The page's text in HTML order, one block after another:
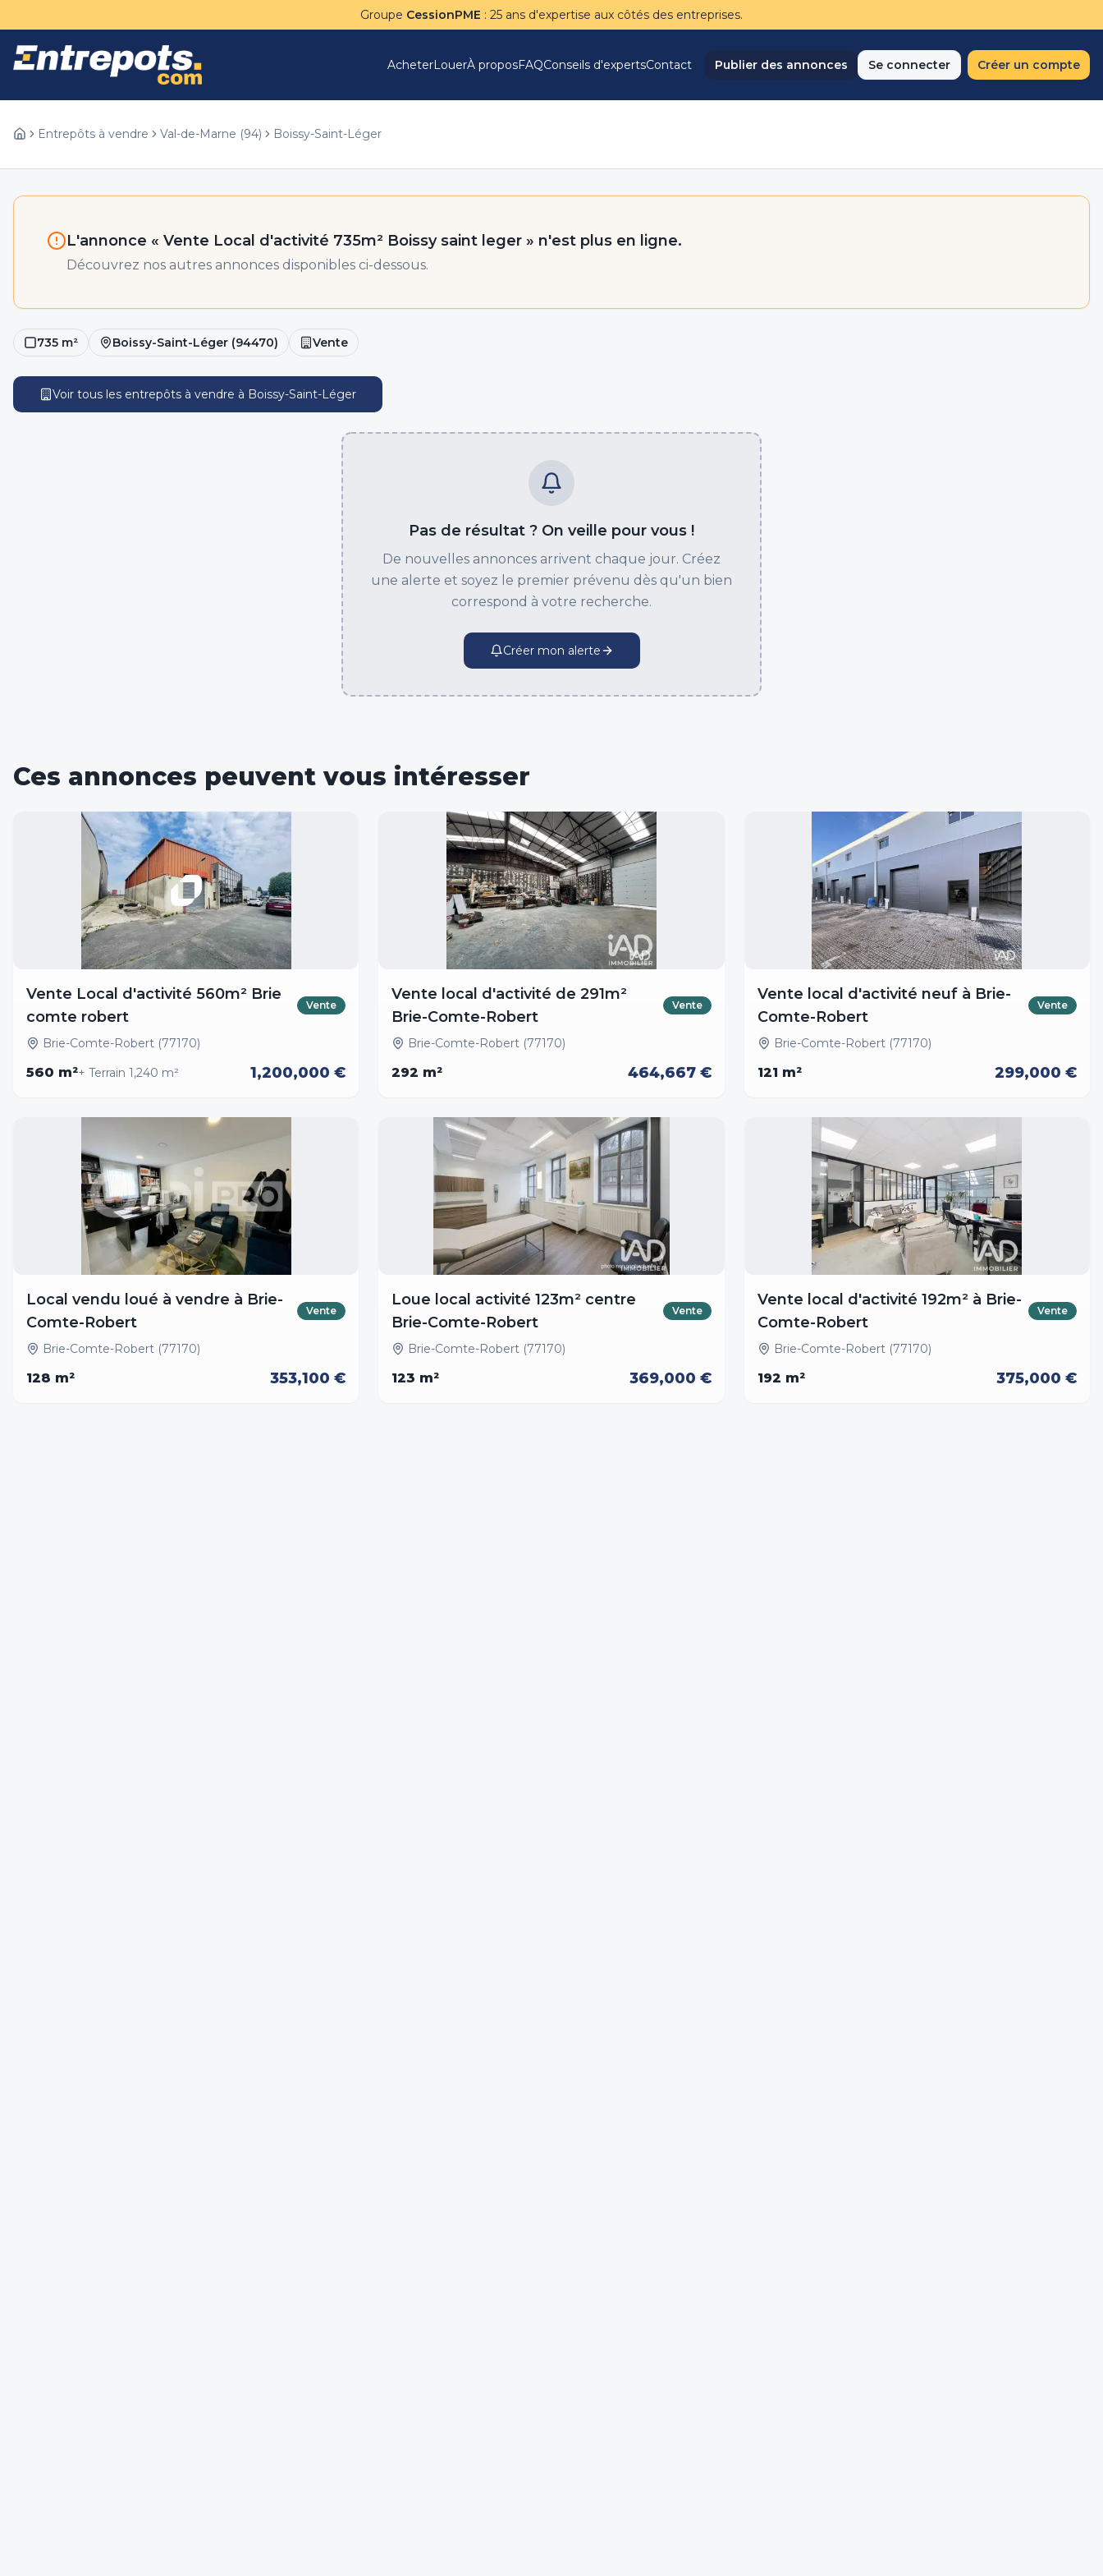
Groupe CessionPME : 25 ans d'expertise aux côtés des entreprises.
AcheterLouerÀ proposFAQConseils d'expertsContact Publier des annonces Se connecter Créer un compte
Entrepôts à vendre Val-de-Marne (94) Boissy-Saint-Léger
L'annonce « Vente Local d'activité 735m² Boissy saint leger » n'est plus en ligne.
Découvrez nos autres annonces disponibles ci-dessous.
735 m² Boissy-Saint-Léger (94470) Vente
Voir tous les entrepôts à vendre à Boissy-Saint-Léger
Pas de résultat ? On veille pour vous !
De nouvelles annonces arrivent chaque jour. Créez
une alerte et soyez le premier prévenu dès qu'un bien
correspond à votre recherche.
Créer mon alerte
Ces annonces peuvent vous intéresser
Vente Local d'activité 560m² Brie
comte robert
Vente
Brie-Comte-Robert (77170)
560 m²+ Terrain 1,240 m² 1,200,000 €
Vente local d'activité de 291m²
Brie-Comte-Robert
Vente
Brie-Comte-Robert (77170)
292 m² 464,667 €
Vente local d'activité neuf à Brie-
Comte-Robert
Vente
Brie-Comte-Robert (77170)
121 m² 299,000 €
Local vendu loué à vendre à Brie-
Comte-Robert
Vente
Brie-Comte-Robert (77170)
128 m² 353,100 €
Loue local activité 123m² centre
Brie-Comte-Robert
Vente
Brie-Comte-Robert (77170)
123 m² 369,000 €
Vente local d'activité 192m² à Brie-
Comte-Robert
Vente
Brie-Comte-Robert (77170)
192 m² 375,000 €